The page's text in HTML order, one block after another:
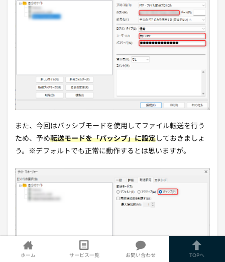
また、今回はパッシブモードを使用してファイル転送を行う
ため、予め転送モードを「パッシブ」に設定 しておきましょ
う。※デフォルトでも正常に動作するとは思いますが。
ホーム サービス一覧 お問い合わせ TOPへ